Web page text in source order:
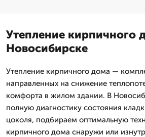
Утепление кирпичного
Новосибирске
Утепление кирпичного дома —
направленных на снижение
комфорта в жилом здании. В
полную диагностику состояния
цоколя, подбираем оптимальную
кирпичного дома снаружи или